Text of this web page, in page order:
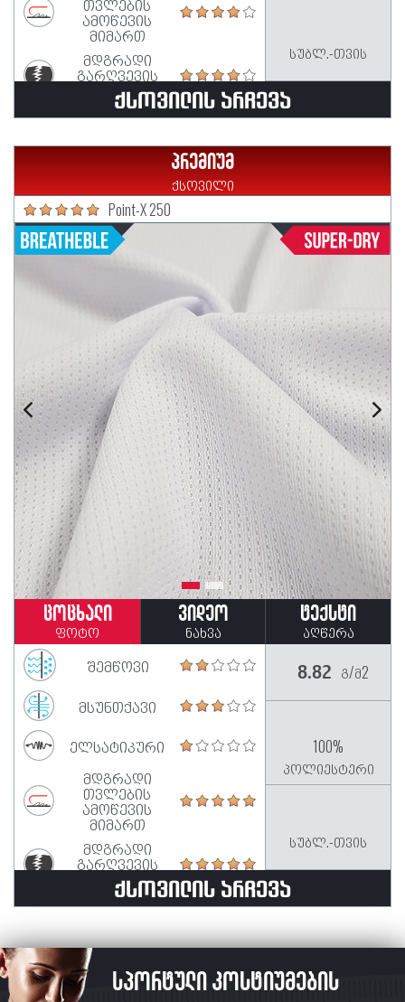
ამოწევის
მიმართ
მდგრადი
გარღვევის
მიმართ
სუბლ.-თვის
ᲥᲡᲝᲕᲘᲚᲘᲡ ᲐᲠᲩᲔᲕᲐ
პრემიუმ
ქსოვილი
Point-X 250
ცოცხალი
ფოტო
ვიდეო
ნახვა
ტექსტი
აღწერა
შემწოვი
მსუნთქავი
ელსატიკური
მდგრადი
თვლების
ამოწევის
მიმართ
მდგრადი
გარღვევის
მიმართ
8.82 გ/მ2
100%
პოლიესტერი
სუბლ.-თვის
ᲥᲡᲝᲕᲘᲚᲘᲡ ᲐᲠᲩᲔᲕᲐ
სპორტული კოსტიუმების